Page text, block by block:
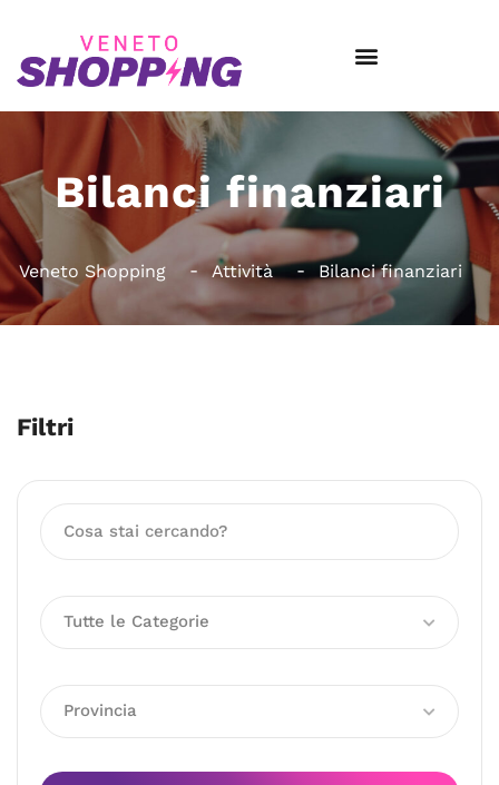
Bilanci finanziari
Veneto Shopping Attività Bilanci finanziari
Filtri
Tutte le Categorie
Provincia